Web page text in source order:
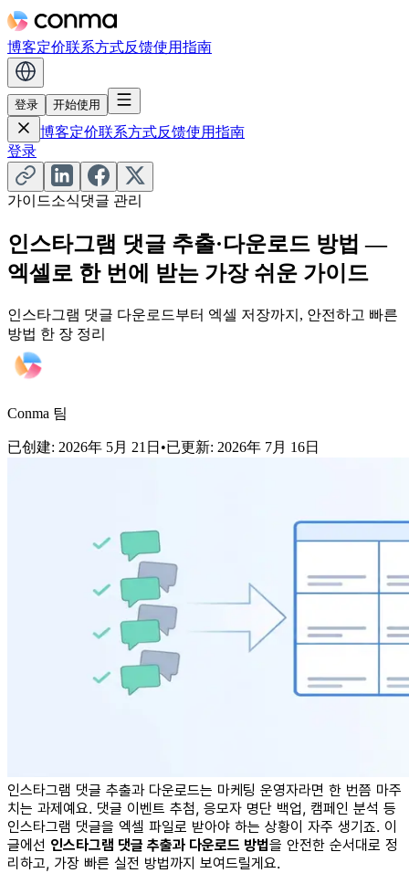
博客定价联系方式反馈使用指南
登录 开始使用
博客定价联系方式反馈使用指南
登录
가이드소식댓글 관리
인스타그램 댓글 추출·다운로드 방법 —
엑셀로 한 번에 받는 가장 쉬운 가이드
인스타그램 댓글 다운로드부터 엑셀 저장까지, 안전하고 빠른
방법 한 장 정리
Conma 팀
已创建: 2026年 5月 21日 •已更新: 2026年 7月 16日
인스타그램 댓글 추출과 다운로드는 마케팅 운영자라면 한 번쯤 마주
치는 과제예요. 댓글 이벤트 추첨, 응모자 명단 백업, 캠페인 분석 등
인스타그램 댓글을 엑셀 파일로 받아야 하는 상황이 자주 생기죠. 이
글에선 인스타그램 댓글 추출과 다운로드 방법을 안전한 순서대로 정
리하고, 가장 빠른 실전 방법까지 보여드릴게요.